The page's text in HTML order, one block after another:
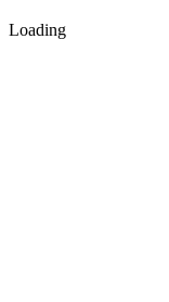
Loading